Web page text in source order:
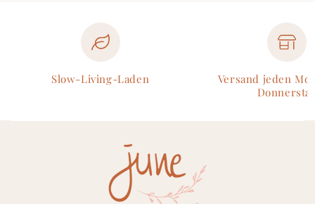
Slow-Living-Laden
Versand jeden